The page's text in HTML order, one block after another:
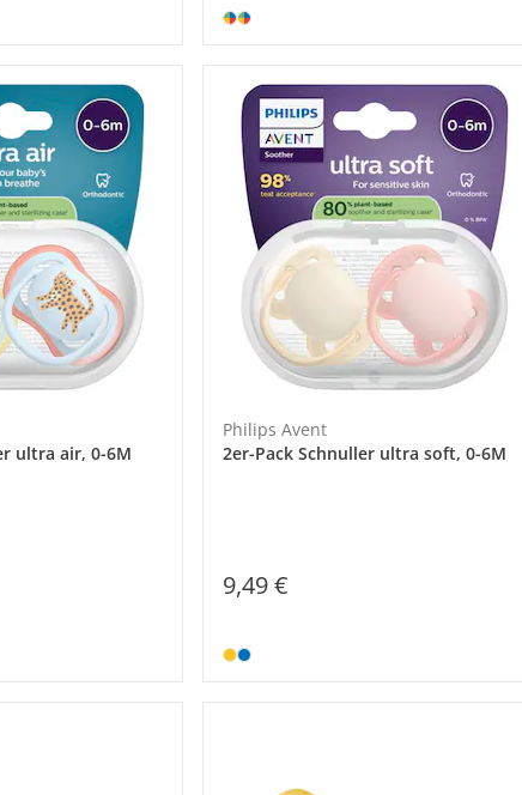
ultra air, 0-6M
Philips Avent
2er-Pack Schnuller ultra soft, 0-6M
9,49 €